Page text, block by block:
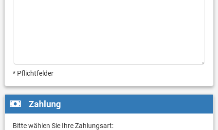
* Pflichtfelder
Zahlung
Bitte wählen Sie Ihre Zahlungsart: